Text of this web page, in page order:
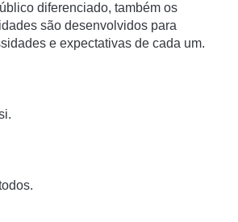
diferenciado, também os
são desenvolvidos para
e expectativas de cada um.